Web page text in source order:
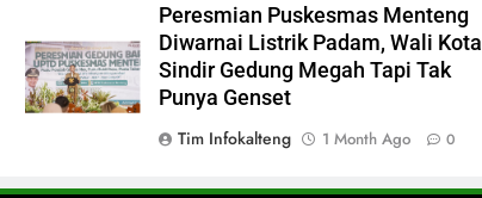
Peresmian Puskesmas Menteng
Diwarnai Listrik Padam, Wali Kota
Sindir Gedung Megah Tapi Tak
Punya Genset
Tim Infokalteng
1 Month Ago 0